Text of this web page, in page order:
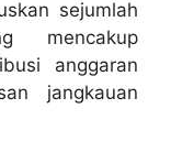
sejumlah
mencakup
anggaran
jangkauan